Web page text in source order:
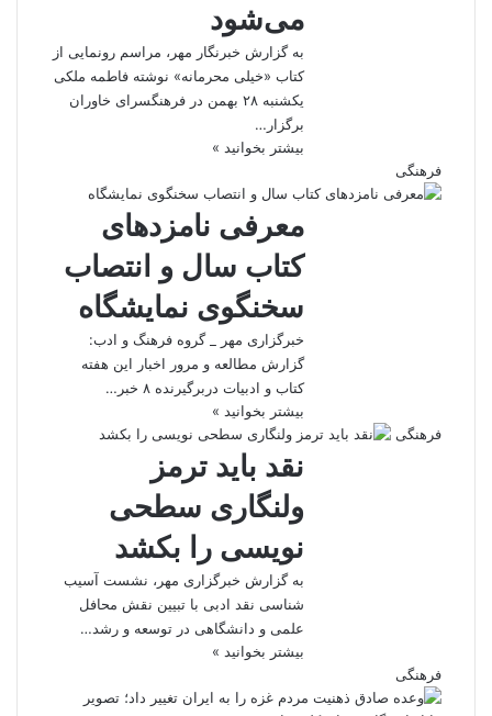
می‌شود
به گزارش خبرنگار مهر، مراسم رونمایی از
کتاب «خیلی محرمانه» نوشته فاطمه ملکی
یکشنبه ۲۸ بهمن‌ در فرهنگسرای خاوران
برگزار…
بیشتر بخوانید »
فرهنگی
معرفی نامزدهای
کتاب سال و انتصاب
سخنگوی نمایشگاه
خبرگزاری مهر _ گروه فرهنگ و ادب:
گزارش مطالعه و مرور اخبار این هفته
کتاب و ادبیات دربرگیرنده ۸ خبر…
بیشتر بخوانید »
فرهنگی
نقد باید ترمز
ولنگاری سطحی
نویسی را بکشد
به گزارش خبرگزاری مهر، نشست آسیب
شناسی نقد ادبی با تبیین نقش محافل
علمی و دانشگاهی در توسعه و رشد…
بیشتر بخوانید »
فرهنگی